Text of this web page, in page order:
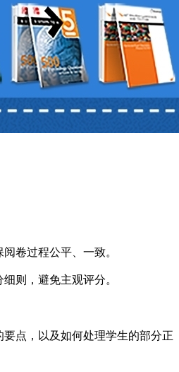
卷过程公平、一致。
则，避免主观评分。
点，以及如何处理学生的部分正